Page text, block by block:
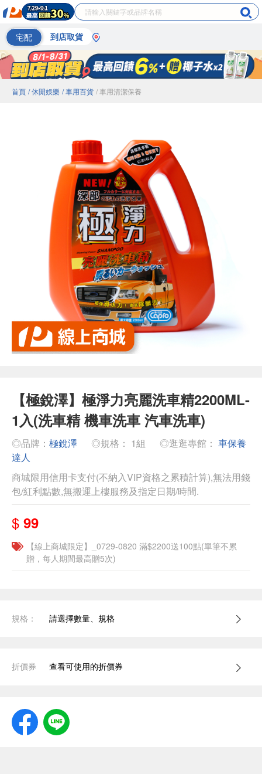
宅配 到店取貨
首頁 / 休閒娛樂 / 車用百貨 / 車用清潔保養
【極銳澤】極淨力亮麗洗車精2200ML-
1入(洗車精 機車洗車 汽車洗車)
◎品牌： 極銳澤 ◎規格： 1組 ◎逛逛專館： 車保養
達人
商城限用信用卡支付(不納入VIP資格之累積計算),無法用錢
包/紅利點數,無搬運上樓服務及指定日期/時間.
$ 99
【線上商城限定】_0729-0820 滿$2200送100點(單筆不累
贈，每人期間最高贈5次)
規格： 請選擇數量、規格
折價券 查看可使用的折價券